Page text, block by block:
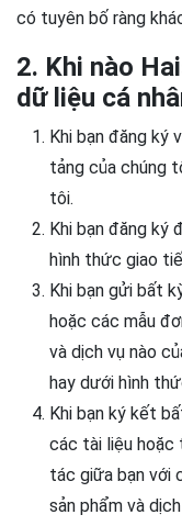
có tuyên bố ràng
2. Khi nào
dữ liệu cá
Khi bạn đăng ký
tảng của chúng
tôi.
Khi bạn đăng ký
hình thức giao
Khi bạn gửi bất
hoặc các mẫu
và dịch vụ nào
hay dưới hình
Khi bạn ký kết
các tài liệu hoặc
tác giữa bạn với
sản phẩm và